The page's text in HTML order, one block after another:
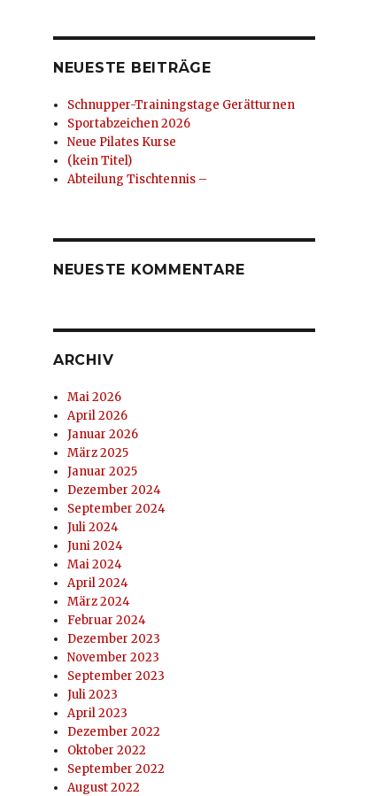
NEUESTE BEITRÄGE
Schnupper-Trainingstage Gerätturnen
Sportabzeichen 2026
Neue Pilates Kurse
(kein Titel)
Abteilung Tischtennis –
NEUESTE KOMMENTARE
ARCHIV
Mai 2026
April 2026
Januar 2026
März 2025
Januar 2025
Dezember 2024
September 2024
Juli 2024
Juni 2024
Mai 2024
April 2024
März 2024
Februar 2024
Dezember 2023
November 2023
September 2023
Juli 2023
April 2023
Dezember 2022
Oktober 2022
September 2022
August 2022